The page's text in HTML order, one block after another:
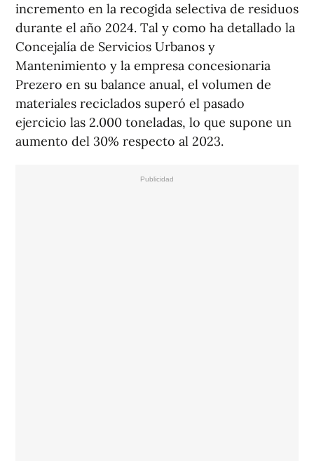
incremento en la recogida selectiva de residuos
durante el año 2024. Tal y como ha detallado la
Concejalía de Servicios Urbanos y
Mantenimiento y la empresa concesionaria
Prezero en su balance anual, el volumen de
materiales reciclados superó el pasado
ejercicio las 2.000 toneladas, lo que supone un
aumento del 30% respecto al 2023.